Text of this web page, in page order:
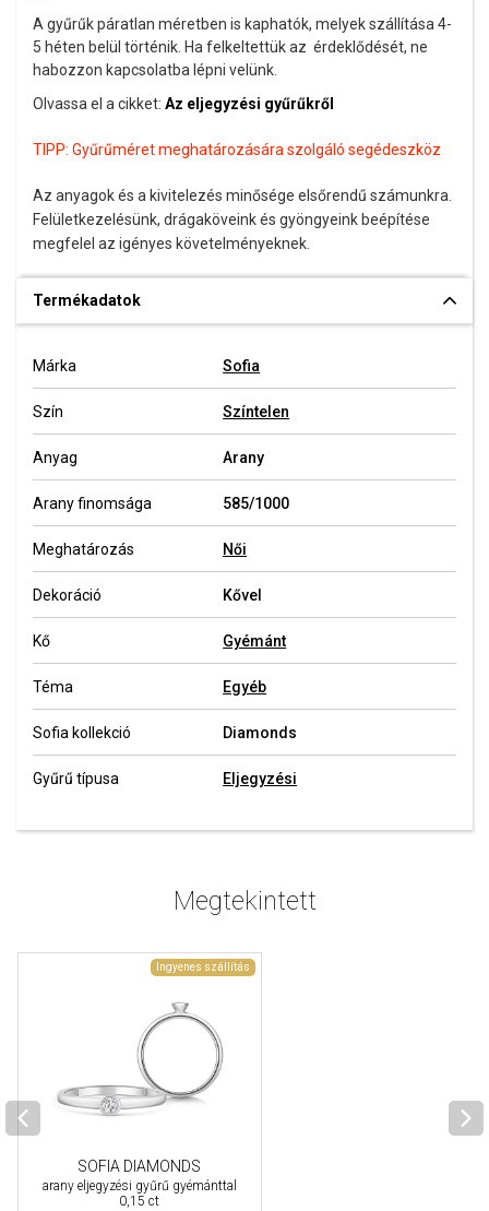
A gyűrűk páratlan méretben is kaphatók, melyek szállítása 4-
5 héten belül történik. Ha felkeltettük az érdeklődését, ne
habozzon kapcsolatba lépni velünk.
Olvassa el a cikket: Az eljegyzési gyűrűkről
TIPP: Gyűrűméret meghatározására szolgáló segédeszköz
Az anyagok és a kivitelezés minősége elsőrendű számunkra.
Felületkezelésünk, drágaköveink és gyöngyeink beépítése
megfelel az igényes követelményeknek.
Termékadatok
Márka Sofia
Szín Színtelen
Anyag Arany
Arany finomsága 585/1000
Meghatározás Női
Dekoráció Kővel
Kő Gyémánt
Téma Egyéb
Sofia kollekció Diamonds
Gyűrű típusa Eljegyzési
Megtekintett
Ingyenes szállítás
SOFIA DIAMONDS
arany eljegyzési gyűrű gyémánttal
0,15 ct